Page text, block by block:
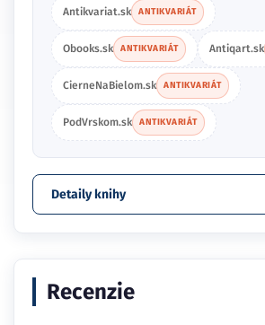
Antikvariat.sk ANTIKVARIÁT
Obooks.sk ANTIKVARIÁT Antiqart.sk
CierneNaBielom.sk ANTIKVARIÁT
PodVrskom.sk ANTIKVARIÁT
Detaily knihy
Recenzie